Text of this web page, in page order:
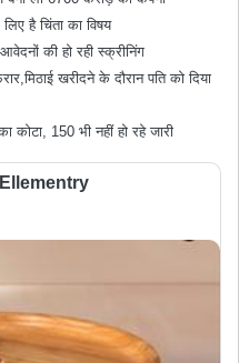
है चिंता का विषय
की हो रही स्क्रीनिंग
खरीदने के दौरान पति को दिया
कोटा, 150 भी नहीं हो रहे जारी